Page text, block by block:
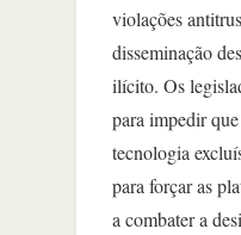
violações
disseminação
ilícito. Os
para impedir
tecnologia
para forçar as
a combater a